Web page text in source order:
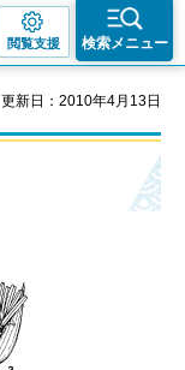
閲覧支援 検索メニュー
更新日：2010年4月13日